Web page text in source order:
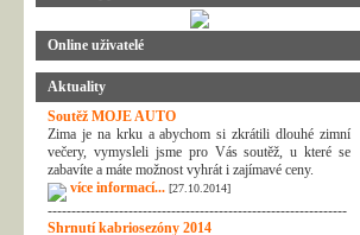
Online uživatelé
Aktuality
Soutěž MOJE AUTO
Zima je na krku a abychom si zkrátili dlouhé zimní
večery, vymysleli jsme pro Vás soutěž, u které se
zabavíte a máte možnost vyhrát i zajímavé ceny.
více informací... [27.10.2014]
---------------------------------------------------------------
Shrnutí kabriosezóny 2014